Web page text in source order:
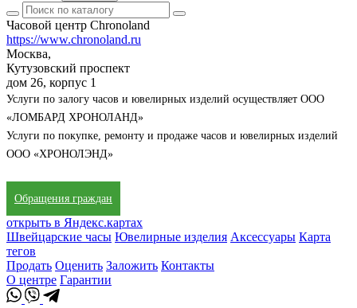
Часовой центр Chronoland
https://www.chronoland.ru
Москва,
Кутузовский проспект
дом 26, корпус 1
Услуги по залогу часов и ювелирных изделий осуществляет ООО
«ЛОМБАРД ХРОНОЛАНД»
Услуги по покупке, ремонту и продаже часов и ювелирных изделий
ООО «ХРОНОЛЭНД»
Обращения граждан
открыть в Яндекс.картах
Швейцарские часы Ювелирные изделия Аксессуары Карта
тегов
Продать Оценить Заложить Контакты
О центре Гарантии